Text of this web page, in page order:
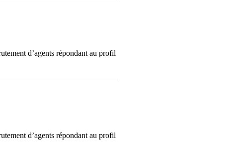
d’agents répondant au profil
d’agents répondant au profil